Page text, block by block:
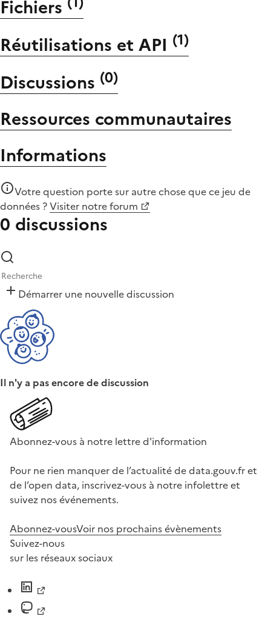
Fichiers
Réutilisations et API (1)
Discussions (0)
Ressources communautaires
Informations
Votre question porte sur autre chose quece jeu de
données ?Visiter notre forum
0 discussions
Démarrer une nouvelle discussion
Il n'y a pas encore de discussion
Abonnez-vous à notre lettre d'information
Pour ne rien manquer de l’actualité de data.gouv.fr et
de l’open data, inscrivez-vous à notre infolettre et
suivez nos événements.
Abonnez-vousVoir nos prochains évènements
Suivez-nous
sur les réseaux sociaux